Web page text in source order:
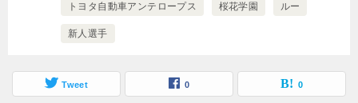
トヨタ自動車アンテロープス 桜花学園 ルー
新人選手
Tweet 0 0